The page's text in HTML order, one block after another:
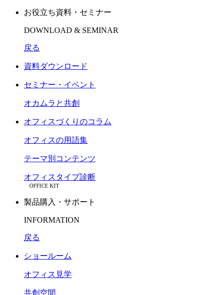
お役立ち資料・セミナー
DOWNLOAD & SEMINAR
戻る
資料ダウンロード
セミナー・イベント
オカムラと共創
オフィスづくりのコラム
オフィスの用語集
テーマ別コンテンツ
オフィスタイプ診断
OFFICE KIT
製品購入・サポート
INFORMATION
戻る
ショールーム
オフィス見学
共創空間